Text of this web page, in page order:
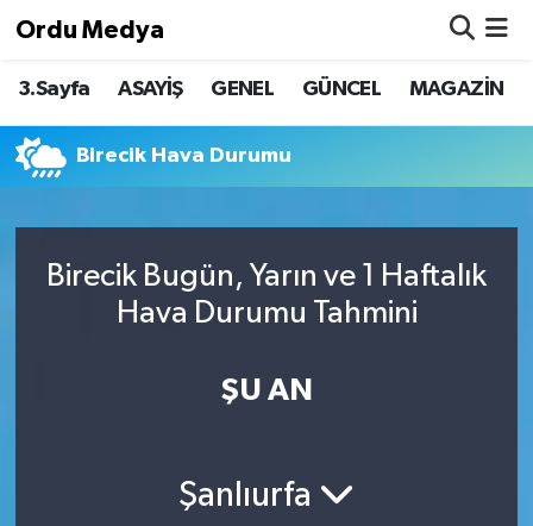
Ordu Medya
3.Sayfa ASAYİŞ GENEL GÜNCEL MAGAZİN
Birecik Hava Durumu
Birecik Bugün, Yarın ve 1 Haftalık
Hava Durumu Tahmini
ŞU AN
Şanlıurfa
ASAYİŞ
Basketbol
Borsa
Nöbetçi Eczaneler
Hava Durumu
Trafik Durumu